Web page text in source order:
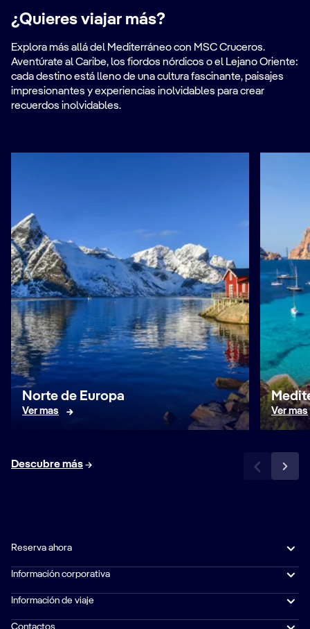
¿Quieres viajar más?
Explora más allá del Mediterráneo con MSC Cruceros.
Aventúrate al Caribe, los fiordos nórdicos o el Lejano Oriente:
cada destino está lleno de una cultura fascinante, paisajes
impresionantes y experiencias inolvidables para crear
recuerdos inolvidables.
Norte de Europa
Ver mas Ver mas
Descubre más
Reserva ahora
Información corporativa
Información de viaje
Contactos